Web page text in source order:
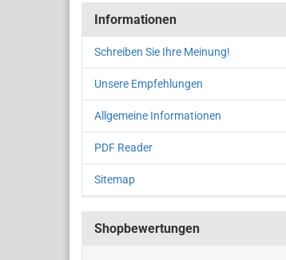
Informationen
Schreiben Sie Ihre Meinung!
Unsere Empfehlungen
Allgemeine Informationen
PDF Reader
Sitemap
Shopbewertungen